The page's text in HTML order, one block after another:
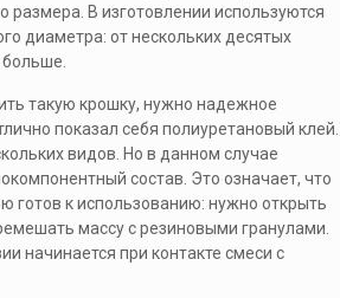
размера. В изготовлении используются
диаметра: от нескольких десятых
такую крошку, нужно надежное
показал себя полиуретановый клей.
видов. Но в данном случае
состав. Это означает, что
готов к использованию: нужно открыть
массу с резиновыми гранулами.
начинается при контакте смеси с